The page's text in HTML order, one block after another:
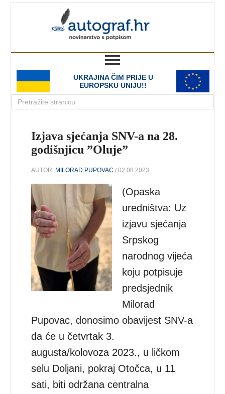
UKRAJINA ČIM PRIJE U
EUROPSKU UNIJU!!
Izjava sjećanja SNV-a na 28.
godišnjicu ”Oluje”
AUTOR: MILORAD PUPOVAC / 02.08.2023.
(Opaska
uredništva: Uz
izjavu sjećanja
Srpskog
narodnog vijeća
koju potpisuje
predsjednik
Milorad
Pupovac, donosimo obavijest SNV-a
da će u četvrtak 3.
augusta/kolovoza 2023., u ličkom
selu Doljani, pokraj Otočca, u 11
sati, biti održana centralna